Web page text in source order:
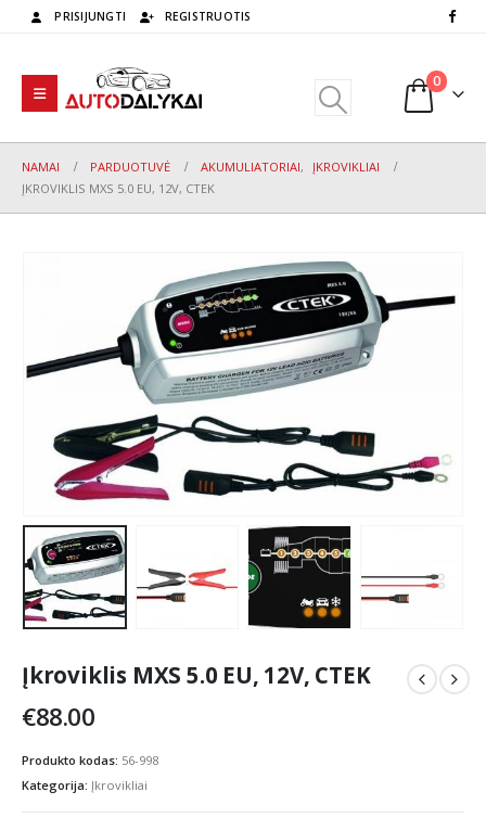
PRISIJUNGTI REGISTRUOTIS
0
NAMAI PARDUOTUVĖ AKUMULIATORIAI,
ĮKROVIKLIAI
ĮKROVIKLIS MXS 5.0 EU, 12V, CTEK
Įkroviklis MXS 5.0 EU, 12V, CTEK
€88.00
Produkto kodas: 56-998
Kategorija: Įkrovikliai